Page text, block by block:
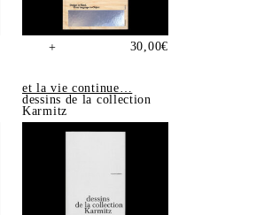
+ 30,00€
et la vie continue…
dessins de la collection
Karmitz